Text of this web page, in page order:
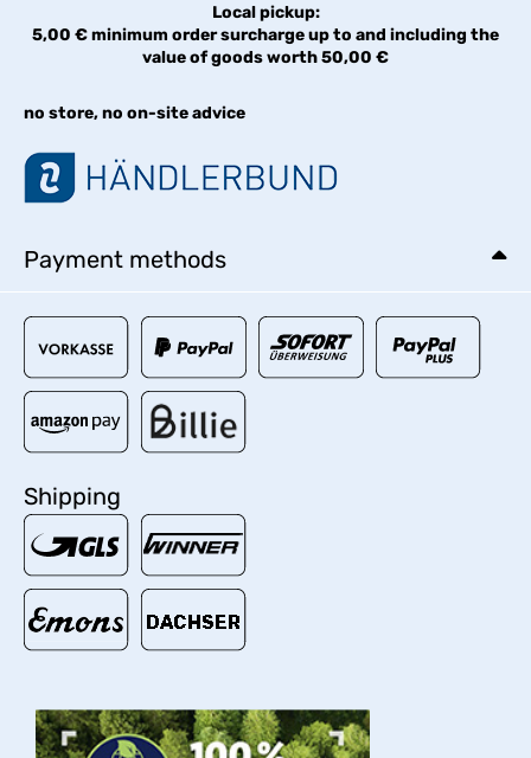
Local pickup:
5,00 € minimum order surcharge up to and including the
value of goods worth 50,00 €
no store, no on-site advice
Payment methods
Shipping